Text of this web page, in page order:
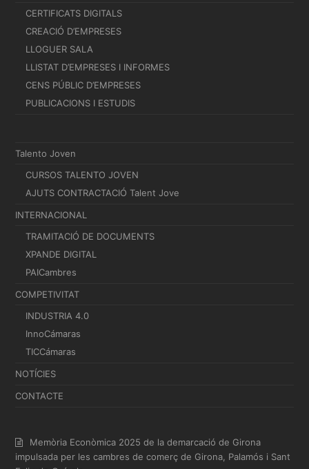
CERTIFICATS DIGITALS
CREACIÓ D’EMPRESES
LLOGUER SALA
LLISTAT D’EMPRESES I INFORMES
CENS PÚBLIC D’EMPRESES
PUBLICACIONS I ESTUDIS
Talento Joven
CURSOS TALENTO JOVEN
AJUTS CONTRACTACIÓ Talent Jove
INTERNACIONAL
TRAMITACIÓ DE DOCUMENTS
XPANDE DIGITAL
PAICambres
COMPETIVITAT
INDUSTRIA 4.0
InnoCámaras
TICCámaras
NOTÍCIES
CONTACTE
Memòria Econòmica 2025 de la demarcació de Girona
impulsada per les cambres de comerç de Girona, Palamós i Sant